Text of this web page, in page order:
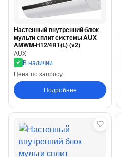
Настенный внутренний блок
мульти сплит системы AUX
AMWM-H12/4R1(L) (v2)
AUX
В наличии
Цена по запросу
Подробнее